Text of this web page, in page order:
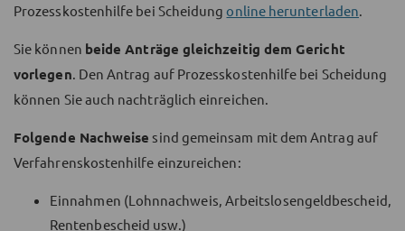
Prozesskostenhilfe bei Scheidungonline herunterladen.
Sie können beide Anträge gleichzeitig dem Gericht
vorlegen. Den Antrag auf Prozesskostenhilfe bei Scheidung
können Sie auch nachträglich einreichen.
Folgende Nachweise sind gemeinsam mit dem Antrag auf
Verfahrenskostenhilfe einzureichen:
Einnahmen (Lohnnachweis, Arbeitslosengeldbescheid,
Rentenbescheid usw.)